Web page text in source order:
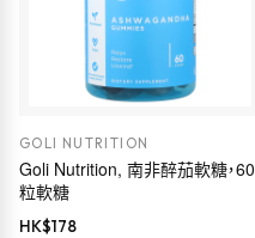
GOLI NUTRITION
Goli Nutrition, 南非醉茄軟糖，60
粒軟糖
HK$178